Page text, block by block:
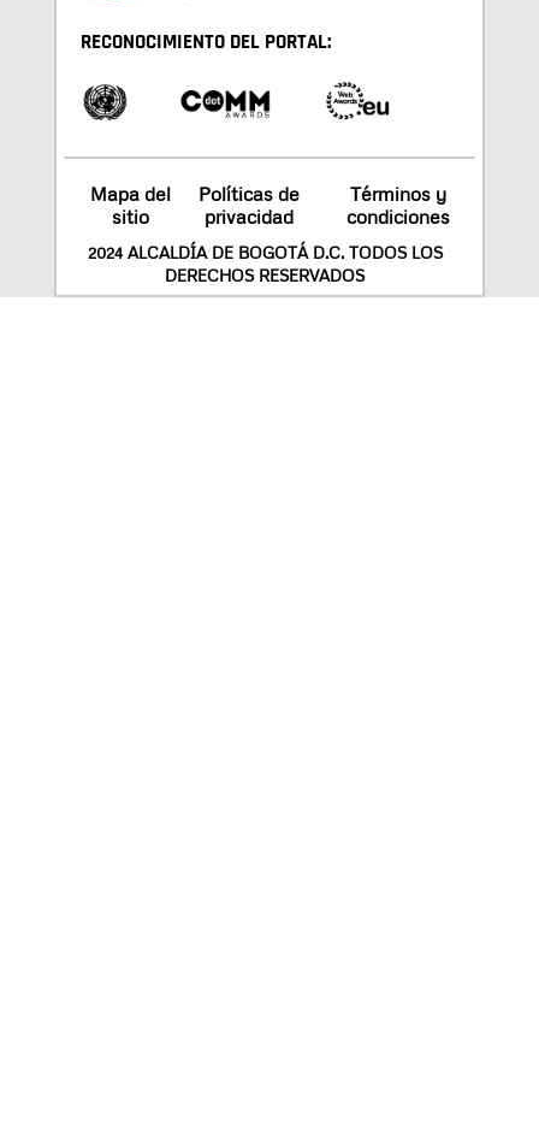
RECONOCIMIENTO DEL PORTAL:
Mapa del
sitio
Políticas de
privacidad
Términos y
condiciones
2024 ALCALDÍA DE BOGOTÁ D.C. TODOS LOS
DERECHOS RESERVADOS